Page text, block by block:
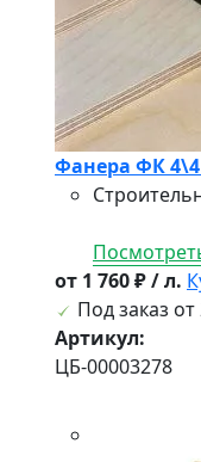
Фанера ФК
от 1 760 ₽ / л.
Под заказ от
Артикул:
ЦБ-00003278